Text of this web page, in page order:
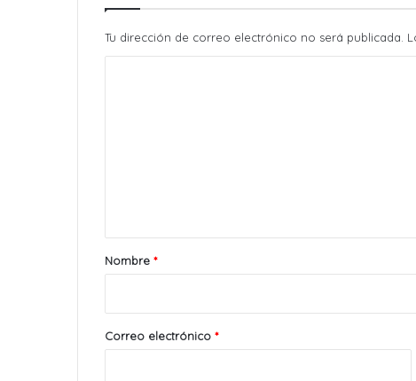
Tu dirección de correo electrónico no será publicada.
r
*
Nombre *
Correo electrónico *